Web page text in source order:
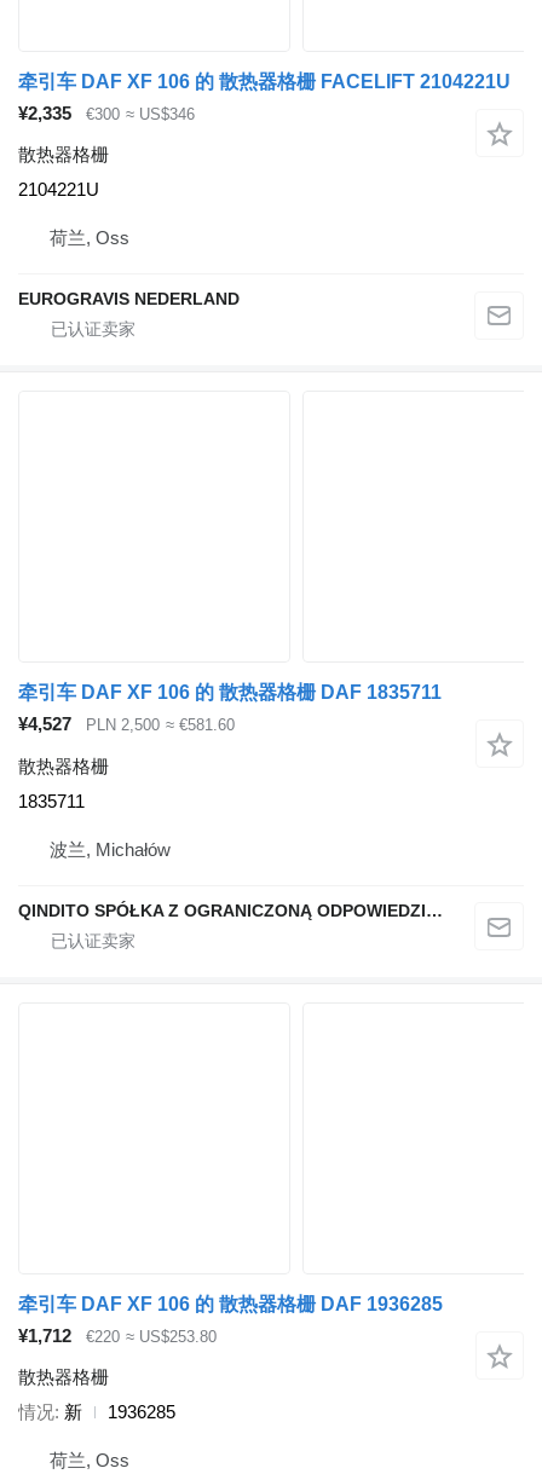
牵引车 DAF XF 106 的 散热器格栅 FACELIFT 2104221U
¥2,335
€300 ≈ US$346
散热器格栅
2104221U
荷兰, Oss
EUROGRAVIS NEDERLAND
牵引车 DAF XF 106 的 散热器格栅 DAF 1835711
¥4,527
PLN 2,500 ≈ €581.60
散热器格栅
1835711
波兰, Michałów
QINDITO SPÓŁKA Z OGRANICZONĄ ODPOWIEDZIALNOŚCIĄ
牵引车 DAF XF 106 的 散热器格栅 DAF 1936285
¥1,712
€220 ≈ US$253.80
散热器格栅
情况 新 1936285
荷兰, Oss